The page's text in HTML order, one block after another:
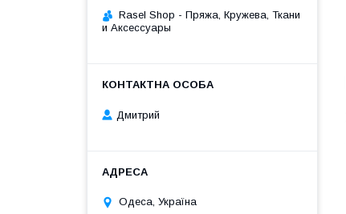
Rasel Shop - Пряжа, Кружева, Ткани
и Аксессуары
Дмитрий
Одеса, Україна